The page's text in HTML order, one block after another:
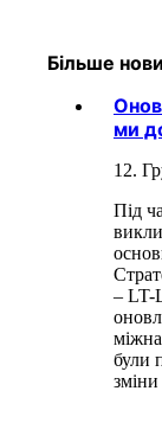
Більше
ми
12.
Під
– LT-
були